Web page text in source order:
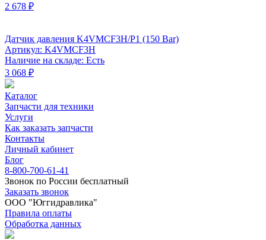
2 678 ₽
Датчик давления K4VMCF3H/P1 (150 Bar)
Артикул: K4VMCF3H
Наличие на складе: Есть
3 068 ₽
Каталог
Запчасти для техники
Услуги
Как заказать запчасти
Контакты
Личный кабинет
Блог
8-800-700-61-41
Звонок по России бесплатный
Заказать звонок
ООО "Юггидравлика"
Правила оплаты
Обработка данных